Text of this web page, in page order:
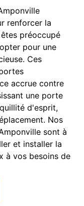
renforcer la
préoccupé
pour une
Ces
accrue contre
une porte
d'esprit,
Nos
sont à
et installer la
à vos besoins de